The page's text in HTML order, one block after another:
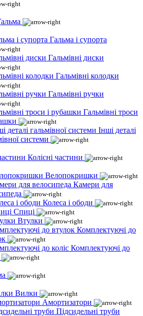
Гальма і супорта
Гальмівні диски
Гальмівні колодки
Гальмівні ручки
Гальмівні троси
Інші деталі
системи
Колісні частини
Велопокришки
Камери для
Колеса і ободи
Спиці
Втулки
Комплектуючі до
Комплектуючі до
Вилки
Амортизатори
Підсидельні труби